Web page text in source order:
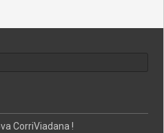
CorriViadana !